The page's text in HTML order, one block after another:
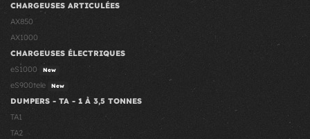
CHARGEUSES ARTICULÉES
AX850
AX1000
CHARGEUSES ÉLECTRIQUES
eS1000
New
eS900tele New
DUMPERS - TA - 1 À 3,5 TONNES
TA1
TA2